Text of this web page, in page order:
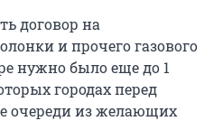
договор на
и прочего газового
нужно было еще до 1
городах перед
очереди из желающих